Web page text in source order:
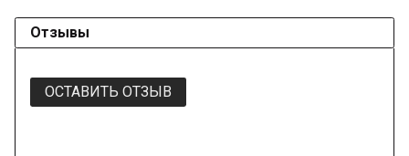
Отзывы
ОСТАВИТЬ ОТЗЫВ